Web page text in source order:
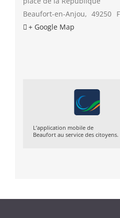
Beaufort-en-Anjou, 49250
+ Google Map
L’application mobile de
Beaufort au service des citoyens.